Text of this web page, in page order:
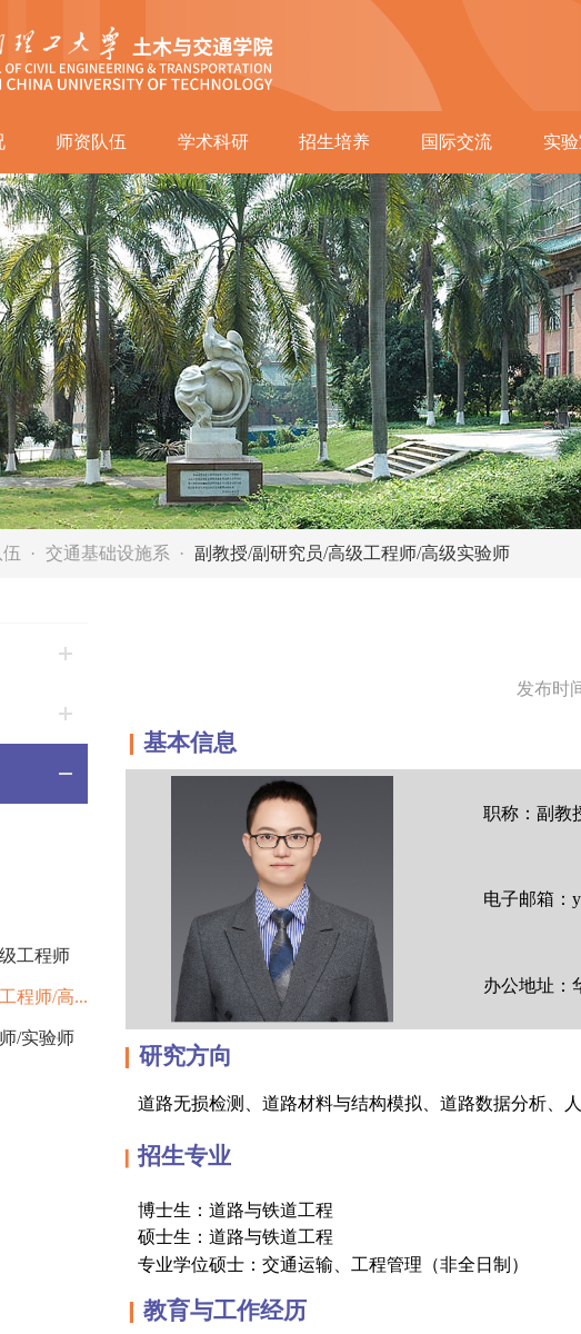
师资队伍 学术科研 招生培养 国际交流 实
交通基础设施系 副教授/副研究员/高级工程师/高级实验师
工程师
程师/高...
/实验师
发布时
基本信息
职称：副教
电子邮箱：
办公地址：
研究方向
道路无损检测、道路材料与结构模拟 、道路数据分析、
▎招生专业
博士生：道路与铁道工程
硕士生：道路与铁道工程
专业学位硕士：交通运输 、工程管理（非全日制）
教育与工作经历